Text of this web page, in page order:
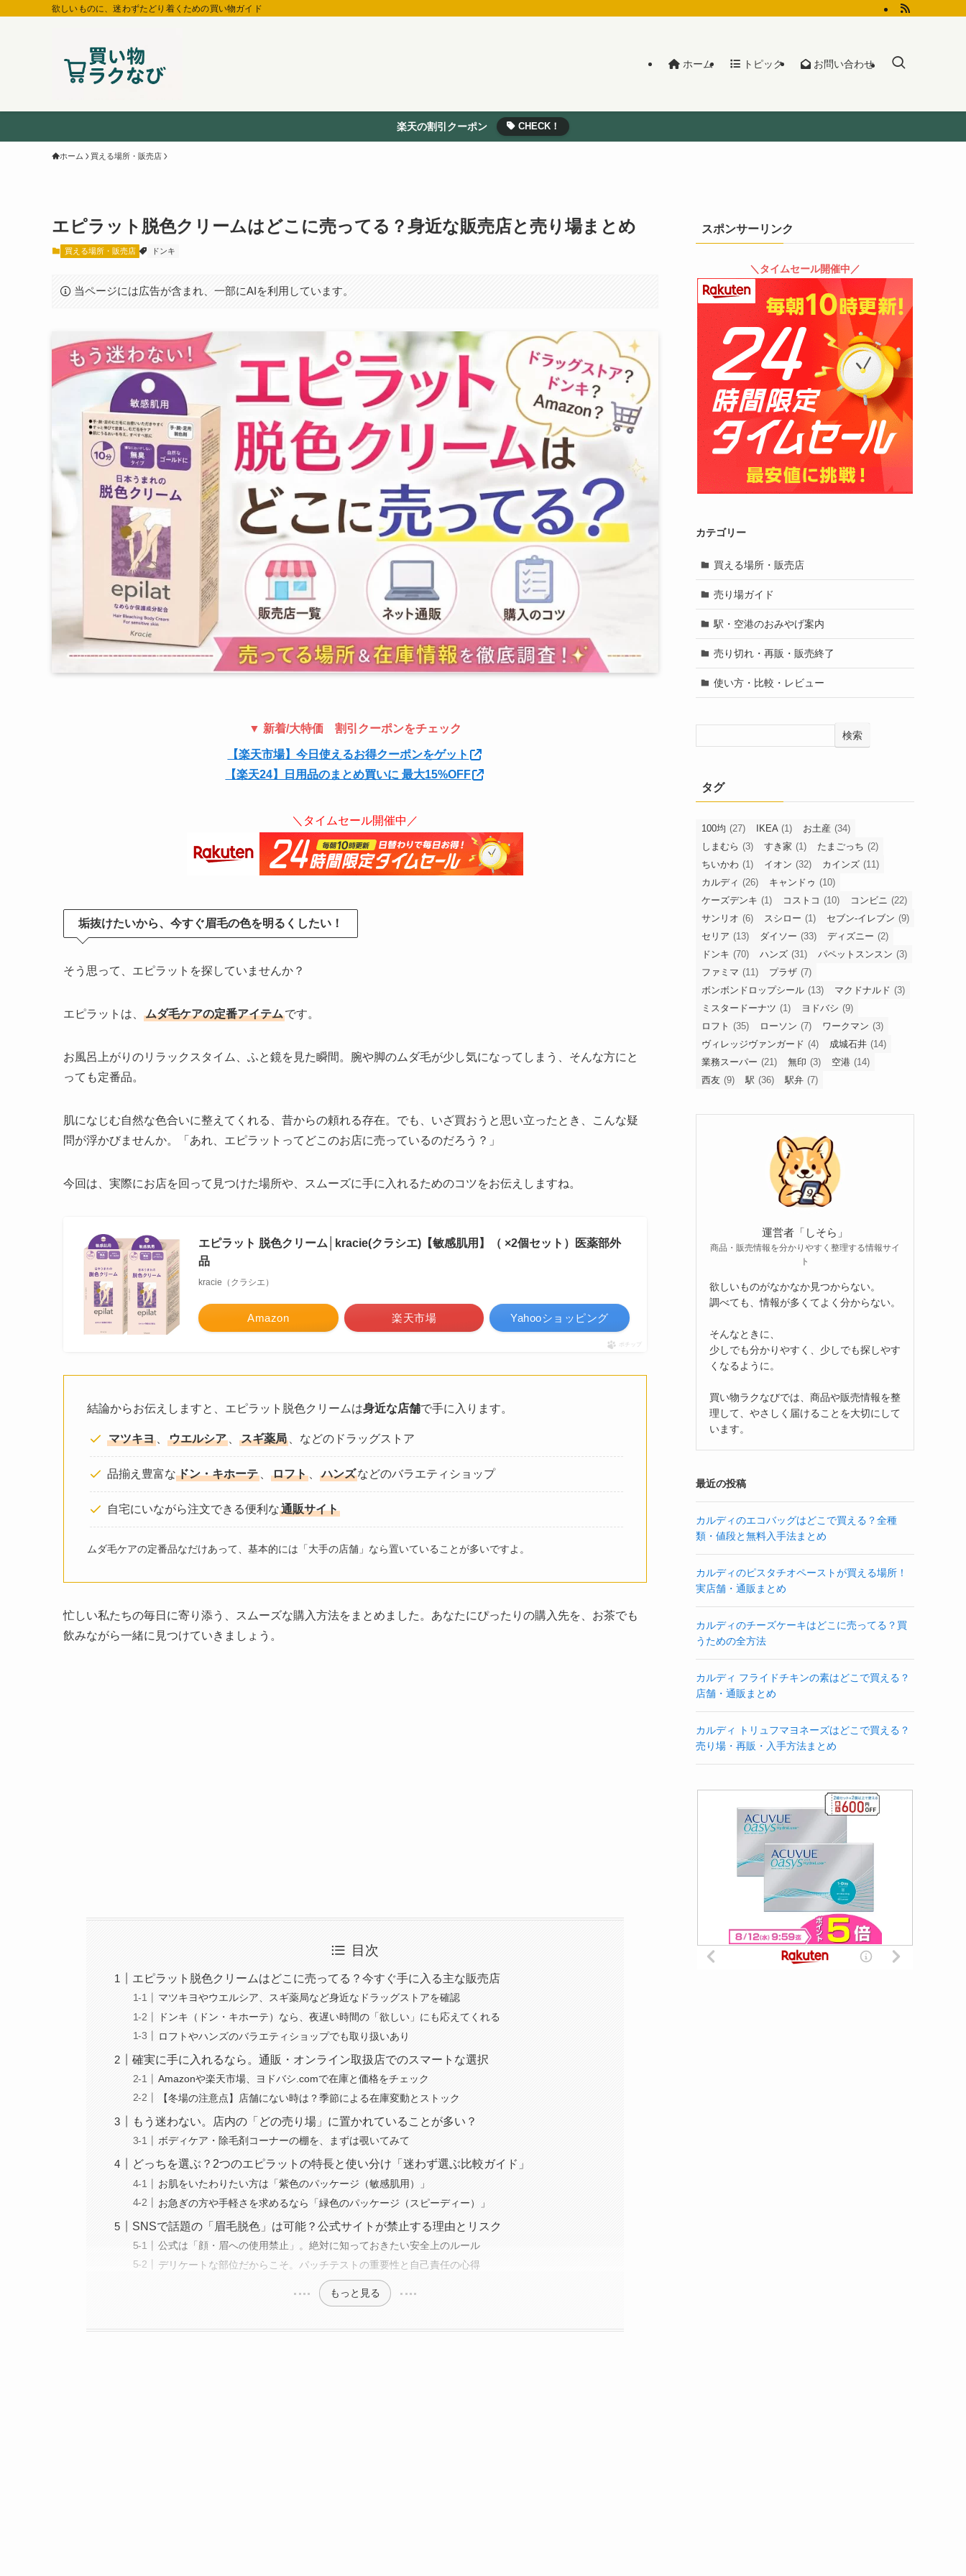
欲しいものに、迷わずたどり着くための買い物ガイド
ホーム トピック お問い合わせ
楽天の割引クーポン CHECK！
ホーム 買える場所・販売店
エピラット脱色クリームはどこに売ってる？身近な販売店と売り場まとめ
買える場所・販売店 ドンキ
当ページには広告が含まれ、一部にAIを利用しています。
▼ 新着/大特価 割引クーポンをチェック
【楽天市場】今日使えるお得クーポンをゲット
【楽天24】日用品のまとめ買いに 最大15%OFF
＼タイムセール開催中／
垢抜けたいから、今すぐ眉毛の色を明るくしたい！
そう思って、エピラットを探していませんか？
エピラットは、 ムダ毛ケアの定番アイテムです。
お風呂上がりのリラックスタイム、ふと鏡を見た瞬間。腕や脚のムダ毛が少し気になってしまう、そんな方にと
っても定番品。
肌になじむ自然な色合いに整えてくれる、昔からの頼れる存在。でも、いざ買おうと思い立ったとき、こんな疑
問が浮かびませんか。「あれ、エピラットってどこのお店に売っているのだろう？」
今回は、実際にお店を回って見つけた場所や、スムーズに手に入れるためのコツをお伝えしますね。
エピラット 脱色クリーム│kracie(クラシエ)【敏感肌用】（ ×2個セット）医薬部外
品
kracie（クラシエ）
Amazon 楽天市場 Yahooショッピング
ポチップ
結論からお伝えしますと、エピラット脱色クリームは身近な店舗で手に入ります。
マツキヨ ウエルシア スギ薬局 、などのドラッグストア
品揃え豊富なドン・キホーテ ロフト ハンズなどのバラエティショップ
自宅にいながら注文できる便利な通販サイト
ムダ毛ケアの定番品なだけあって、基本的には「大手の店舗」なら置いていることが多いですよ。
忙しい私たちの毎日に寄り添う、スムーズな購入方法をまとめました。あなたにぴったりの購入先を、お茶でも
飲みながら一緒に見つけていきましょう。
目次
エピラット脱色クリームはどこに売ってる？今すぐ手に入る主な販売店
マツキヨやウエルシア、スギ薬局など身近なドラッグストアを確認
ドンキ（ドン・キホーテ）なら、夜遅い時間の「欲しい」にも応えてくれる
ロフトやハンズのバラエティショップでも取り扱いあり
確実に手に入れるなら。通販・オンライン取扱店でのスマートな選択
Amazonや楽天市場、ヨドバシ.comで在庫と価格をチェック
【冬場の注意点】店舗にない時は？季節による在庫変動とストック
もう迷わない。店内の「どの売り場」に置かれていることが多い？
ボディケア・除毛剤コーナーの棚を、まずは覗いてみて
どっちを選ぶ？2つのエピラットの特長と使い分け「迷わず選ぶ比較ガイド」
お肌をいたわりたい方は「紫色のパッケージ（敏感肌用）」
お急ぎの方や手軽さを求めるなら「緑色のパッケージ（スピーディー）」
SNSで話題の「眉毛脱色」は可能？公式サイトが禁止する理由とリスク
公式は「顔・眉への使用禁止」。絶対に知っておきたい安全上のルール
デリケートな部位だからこそ。パッチテストの重要性と自己責任の心得
もっと見る
スポンサーリンク
＼タイムセール開催中／
カテゴリー
買える場所・販売店
売り場ガイド
駅・空港のおみやげ案内
売り切れ・再販・販売終了
使い方・比較・レビュー
検索
タグ
100均 (27) IKEA (1) お土産 (34)
しまむら (3) すき家 (1) たまごっち (2)
ちいかわ (1) イオン (32) カインズ (11)
カルディ (26) キャンドゥ (10)
ケーズデンキ (1) コストコ (10) コンビニ (22)
サンリオ (6) スシロー (1) セブン-イレブン (9)
セリア (13) ダイソー (33) ディズニー (2)
ドンキ (70) ハンズ (31) パペットスンスン (3)
ファミマ (11) プラザ (7)
ボンボンドロップシール (13) マクドナルド (3)
ミスタードーナツ (1) ヨドバシ (9)
ロフト (35) ローソン (7) ワークマン (3)
ヴィレッジヴァンガード (4) 成城石井 (14)
業務スーパー (21) 無印 (3) 空港 (14)
西友 (9) 駅 (36) 駅弁 (7)
運営者「しそら」
商品・販売情報を分かりやすく整理する情報サイ
ト
欲しいものがなかなか見つからない。
調べても、情報が多くてよく分からない。
そんなときに、
少しでも分かりやすく、少しでも探しやす
くなるように。
買い物ラクなびでは、商品や販売情報を整
理して、やさしく届けることを大切にして
います。
最近の投稿
カルディのエコバッグはどこで買える？全種
類・値段と無料入手法まとめ
カルディのピスタチオペーストが買える場所！
実店舗・通販まとめ
カルディのチーズケーキはどこに売ってる？買
うための全方法
カルディ フライドチキンの素はどこで買える？
店舗・通販まとめ
カルディ トリュフマヨネーズはどこで買える？
売り場・再販・入手方法まとめ